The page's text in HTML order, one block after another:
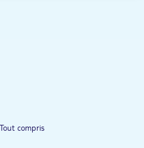
Tout compris